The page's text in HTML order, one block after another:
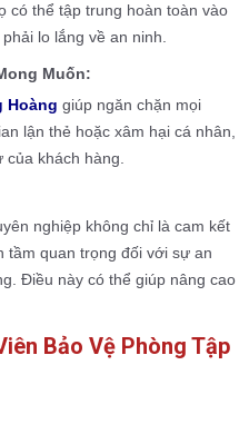
có thể tập trung hoàn toàn vào
lo lắng về an ninh.
Muốn:
Hoàng giúp ngăn chặn mọi
lận thẻ hoặc xâm hại cá nhân,
của khách hàng.
nghiệp không chỉ là cam kết
tầm quan trọng đối với sự an
Điều này có thể giúp nâng cao
Bảo Vệ Phòng Tập